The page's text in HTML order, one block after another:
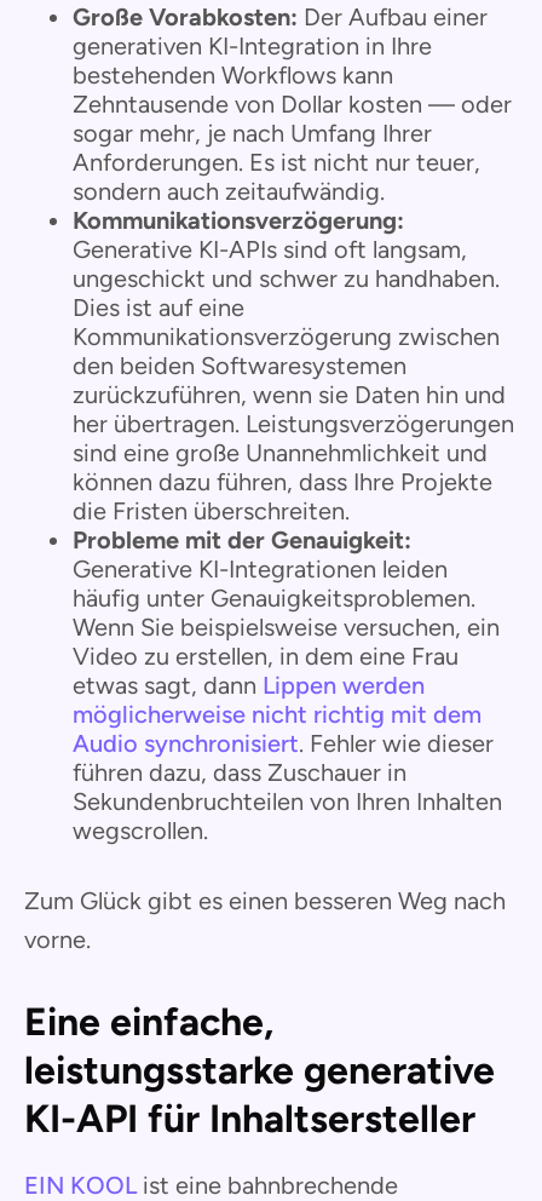
Große Vorabkosten: Der Aufbau einer
generativen KI-Integration in Ihre
bestehenden Workflows kann
Zehntausende von Dollar kosten — oder
sogar mehr, je nach Umfang Ihrer
Anforderungen. Es ist nicht nur teuer,
sondern auch zeitaufwändig.
Kommunikationsverzögerung:
Generative KI-APIs sind oft langsam,
ungeschickt und schwer zu handhaben.
Dies ist auf eine
Kommunikationsverzögerung zwischen
den beiden Softwaresystemen
zurückzuführen, wenn sie Daten hin und
her übertragen. Leistungsverzögerungen
sind eine große Unannehmlichkeit und
können dazu führen, dass Ihre Projekte
die Fristen überschreiten.
Probleme mit der Genauigkeit:
Generative KI-Integrationen leiden
häufig unter Genauigkeitsproblemen.
Wenn Sie beispielsweise versuchen, ein
Video zu erstellen, in dem eine Frau
etwas sagt, dann Lippen werden
möglicherweise nicht richtig mit dem
Audio synchronisiert. Fehler wie dieser
führen dazu, dass Zuschauer in
Sekundenbruchteilen von Ihren Inhalten
wegscrollen.
Zum Glück gibt es einen besseren Weg nach
vorne.
Eine einfache,
leistungsstarke generative
KI-API für Inhaltsersteller
EIN KOOList eine bahnbrechende